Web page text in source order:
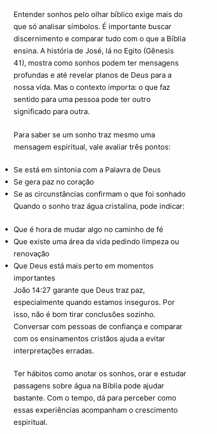
Entender sonhos pelo olhar bíblico exige mais do
que só analisar símbolos. É importante buscar
discernimento e comparar tudo com o que a Bíblia
ensina. A história de José, lá no Egito (Gênesis
41), mostra como sonhos podem ter mensagens
profundas e até revelar planos de Deus para a
nossa vida. Mas o contexto importa: o que faz
sentido para uma pessoa pode ter outro
significado para outra.
Para saber se um sonho traz mesmo uma
mensagem espiritual, vale avaliar três pontos:
Se está em sintonia com a Palavra de Deus
Se gera paz no coração
Se as circunstâncias confirmam o que foi sonhado
Quando o sonho traz água cristalina, pode indicar:
Que é hora de mudar algo no caminho de fé
Que existe uma área da vida pedindo limpeza ou
renovação
Que Deus está mais perto em momentos
importantes
João 14:27 garante que Deus traz paz,
especialmente quando estamos inseguros. Por
isso, não é bom tirar conclusões sozinho.
Conversar com pessoas de confiança e comparar
com os ensinamentos cristãos ajuda a evitar
interpretações erradas.
Ter hábitos como anotar os sonhos, orar e estudar
passagens sobre água na Bíblia pode ajudar
bastante. Com o tempo, dá para perceber como
essas experiências acompanham o crescimento
espiritual.